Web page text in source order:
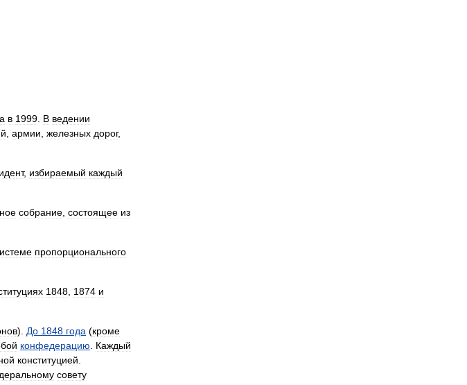
в 1999 В ведении
армии железных дорог,
, избираемый каждый
собрание состоящее из
пропорционального
1848 1874 и
). До 1848 года (кроме
конфедерацию
Каждый
конституцией
совету